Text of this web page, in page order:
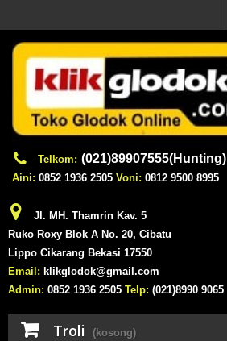
Telkom: (021)89907555(Hunting)
Aini: 0852 1936 2505 Voni: 0812 9500 8995
Jl. MH. Thamrin Kav. 5
Ruko Roxy Blok A No. 20, Cibatu
Lippo Cikarang Bekasi 17550
Email: klikglodok@gmail.com
Admin: 0852 1936 2505 Telp: (021)8990 9065
Troli (kosong)